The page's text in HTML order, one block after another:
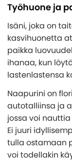
Työhuone ja
Isäni, joka on
kasvihuonetta
paikka
ihanaa, kun
lastenlastensa
Naapurini on
autotalliinsa ja
jossa voi
Ei juuri
tulla ostamaan
voi todellakin